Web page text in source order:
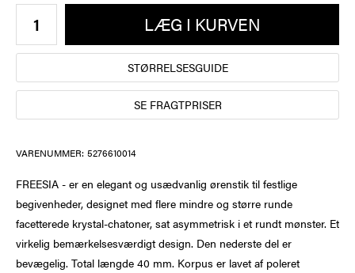
LÆG I KURVEN
STØRRELSESGUIDE
SE FRAGTPRISER
VARENUMMER: 5276610014
FREESIA - er en elegant og usædvanlig ørenstik til festlige
begivenheder, designet med flere mindre og større runde
facetterede krystal-chatoner, sat asymmetrisk i et rundt mønster. Et
virkelig bemærkelsesværdigt design. Den nederste del er
bevægelig. Total længde 40 mm. Korpus er lavet af poleret